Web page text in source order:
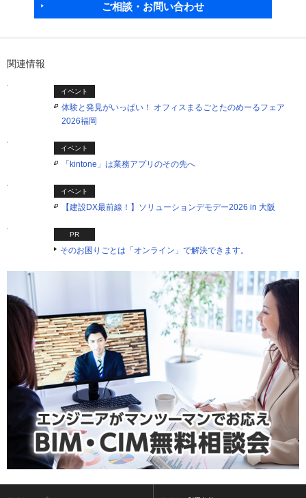
ご相談・お問い合わせ
関連情報
イベント
体験と発見がいっぱい！ オフィスまるごとたのめーるフェア
2026福岡
イベント
「kintone」は業務アプリのその先へ
イベント
【建設DX最前線！】ソリューションデモデー2026 in 大阪
PR
そのお困りごとは「オンライン」で解決できます。